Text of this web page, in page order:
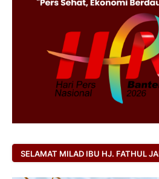
SELAMAT MILAD IBU HJ. FATHUL